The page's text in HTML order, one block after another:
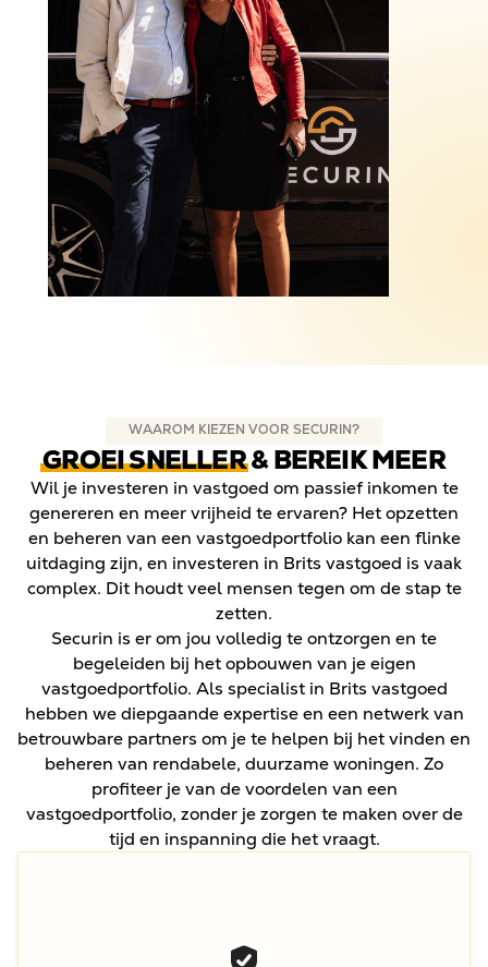
WAAROM KIEZEN VOOR SECURIN?
GROEI SNELLER& BEREIK MEER
Wil je investeren in vastgoed om passief inkomen te
genereren en meer vrijheid te ervaren? Het opzetten
en beheren van een vastgoedportfolio kan een flinke
uitdaging zijn, en investeren in Brits vastgoed is vaak
complex. Dit houdt veel mensen tegen om de stap te
zetten.
Securin is er om jou volledig te ontzorgen en te
begeleiden bij het opbouwen van je eigen
vastgoedportfolio. Als specialist in Brits vastgoed
hebben we diepgaande expertise en een netwerk van
betrouwbare partners om je te helpen bij het vinden en
beheren van rendabele, duurzame woningen. Zo
profiteer je van de voordelen van een
vastgoedportfolio, zonder je zorgen te maken over de
tijd en inspanning die het vraagt.